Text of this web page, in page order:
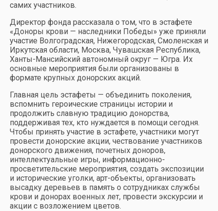
самих участников.
Директор фонда рассказала о том, что в эстафете
«Доноры крови — наследники Победы» уже приняли
участие Волгоградская, Нижегородская, Смоленская и
Иркутская области, Москва, Чувашская Республика,
Ханты-Мансийский автономный округ — Югра. Их
основные мероприятия были организованы в
формате крупных донорских акций.
Главная цель эстафеты — объединить поколения,
вспомнить героические страницы истории и
продолжить славную традицию донорства,
поддерживая тех, кто нуждается в помощи сегодня.
Чтобы принять участие в эстафете, участники могут
провести донорские акции, чествование участников
донорского движения, почетных доноров,
интеллектуальные игры, информационно-
просветительские мероприятия, создать экспозиции
и исторические уголки, арт-объекты, организовать
высадку деревьев в память о сотрудниках службы
крови и донорах военных лет, провести экскурсии и
акции с возложением цветов.